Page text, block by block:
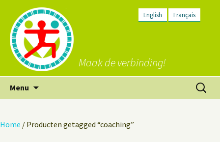
English Français
Maak de verbinding!
Menu
Zoeken
naar:
Home / Producten getagged “coaching”